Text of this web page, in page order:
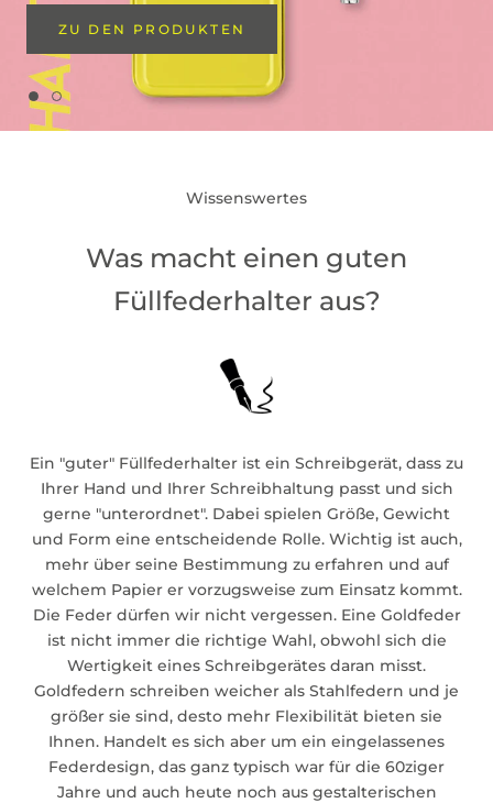
ZU DEN PRODUKTEN
Wissenswertes
Was macht einen guten
Füllfederhalter aus?
Ein "guter" Füllfederhalter ist ein Schreibgerät, dass zu
Ihrer Hand und Ihrer Schreibhaltung passt und sich
gerne "unterordnet". Dabei spielen Größe, Gewicht
und Form eine entscheidende Rolle. Wichtig ist auch,
mehr über seine Bestimmung zu erfahren und auf
welchem Papier er vorzugsweise zum Einsatz kommt.
Die Feder dürfen wir nicht vergessen. Eine Goldfeder
ist nicht immer die richtige Wahl, obwohl sich die
Wertigkeit eines Schreibgerätes daran misst.
Goldfedern schreiben weicher als Stahlfedern und je
größer sie sind, desto mehr Flexibilität bieten sie
Ihnen. Handelt es sich aber um ein eingelassenes
Federdesign, das ganz typisch war für die 60ziger
Jahre und auch heute noch aus gestalterischen